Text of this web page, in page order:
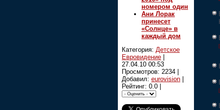
номером один
Ани Лорак
принесет
«Солнце» в
каждый дом
Категория: Детское
Евровидение
27.04.10 00:53
Просмотров: 2234 |
Добавил: eurovision
Рейтинг: 0.0 |